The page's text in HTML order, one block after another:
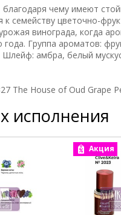
чему имеют
семейству цветочно-
винограда, когда
Группа ароматов:
амбра, белый
The House of Oud Grape
исполнения
Акция